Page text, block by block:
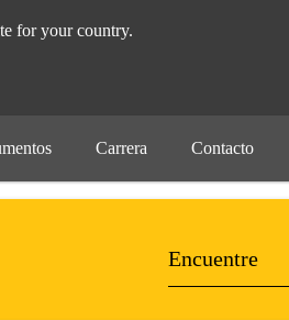
for your country.
Carrera Contacto